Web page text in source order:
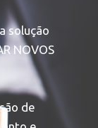
solução
NOVOS
de